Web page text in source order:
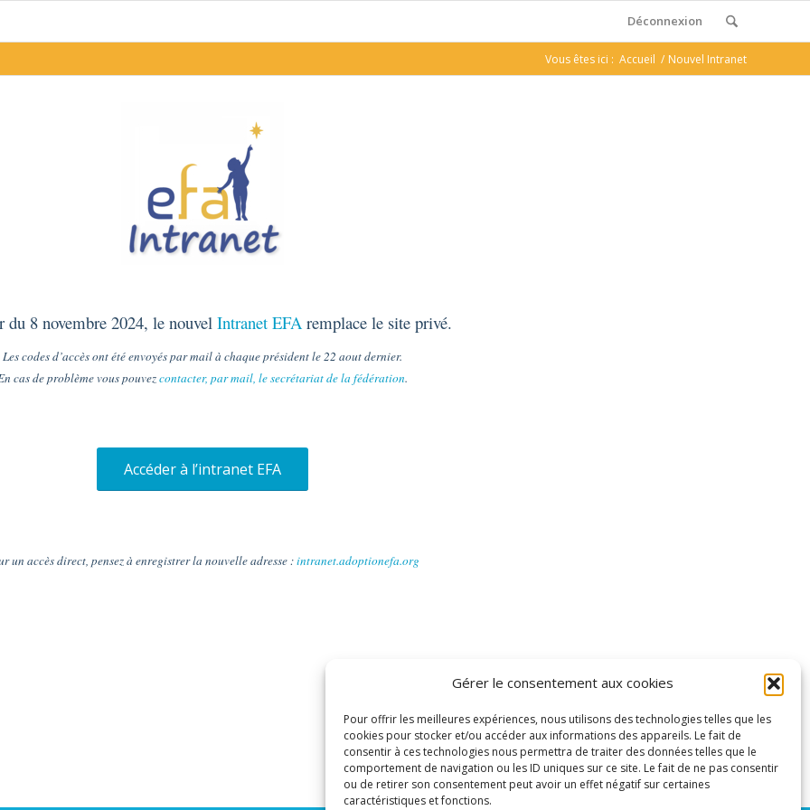
Gérer le consentement aux cookies
Pour offrir les meilleures expériences, nous utilisons des technologies telles que les
cookies pour stocker et/ou accéder aux informations des appareils. Le fait de
consentir à ces technologies nous permettra de traiter des données telles que le
comportement de navigation ou les ID uniques sur ce site. Le fait de ne pas consentir
ou de retirer son consentement peut avoir un effet négatif sur certaines
caractéristiques et fonctions.
Déconnexion
Vous êtes ici : Accueil / Nouvel Intranet
du 8 novembre 2024, le nouvel Intranet EFA remplace le site privé.
Les codes d’accès ont été envoyés par mail à chaque président le 22 aout dernier.
n cas de problème vous pouvezcontacter, par mail, le secrétariat de la fédération.
Accéder à l’intranet EFA
un accès direct, pensez à enregistrer la nouvelle adresse :intranet.adoptionefa.org